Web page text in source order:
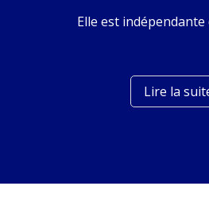
Elle est indépendante
Lire la